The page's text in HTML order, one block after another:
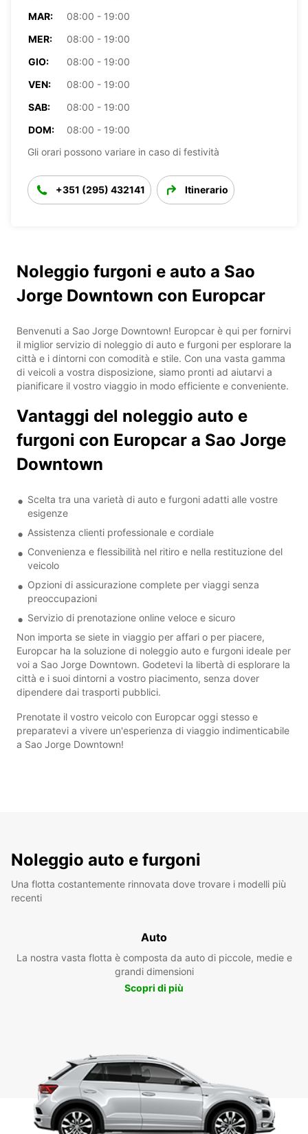
MAR:
08:00 - 19:00
MER:
08:00 - 19:00
GIO:
08:00 - 19:00
VEN:
08:00 - 19:00
SAB:
08:00 - 19:00
DOM:
08:00 - 19:00
Gli orari possono variare in caso di festività
+351 (295) 432141 Itinerario
Noleggio furgoni e auto a Sao
Jorge Downtown con Europcar
Benvenuti a Sao Jorge Downtown! Europcar è qui per fornirvi
il miglior servizio di noleggio di auto e furgoni per esplorare la
città e i dintorni con comodità e stile. Con una vasta gamma
di veicoli a vostra disposizione, siamo pronti ad aiutarvi a
pianificare il vostro viaggio in modo efficiente e conveniente.
Vantaggi del noleggio auto e
furgoni con Europcar a Sao Jorge
Downtown
Scelta tra una varietà di auto e furgoni adatti alle vostre
esigenze
Assistenza clienti professionale e cordiale
Convenienza e flessibilità nel ritiro e nella restituzione del
veicolo
Opzioni di assicurazione complete per viaggi senza
preoccupazioni
Servizio di prenotazione online veloce e sicuro
Non importa se siete in viaggio per affari o per piacere,
Europcar ha la soluzione di noleggio auto e furgoni ideale per
voi a Sao Jorge Downtown. Godetevi la libertà di esplorare la
città e i suoi dintorni a vostro piacimento, senza dover
dipendere dai trasporti pubblici.
Prenotate il vostro veicolo con Europcar oggi stesso e
preparatevi a vivere un'esperienza di viaggio indimenticabile
a Sao Jorge Downtown!
Noleggio auto e furgoni
Una flotta costantemente rinnovata dove trovare i modelli più
recenti
Auto
La nostra vasta flotta è composta da auto di piccole, medie e
grandi dimensioni
Scopri di più